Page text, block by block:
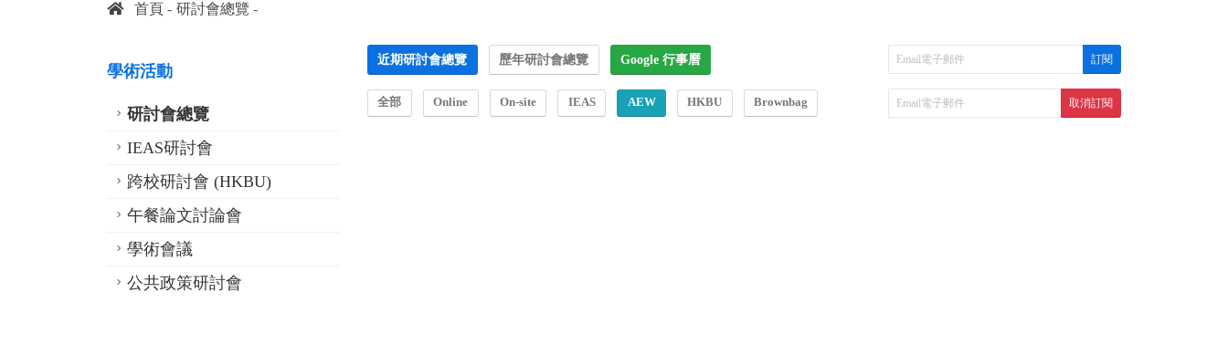
首頁 研討會總覽
學術活動
研討會總覽
IEAS研討會
跨校研討會 (HKBU)
午餐論文討論會
學術會議
公共政策研討會
近期研討會總覽 歷年研討會總覽 Google 行事曆
全部 Online On-site IEAS AEW HKBU Brownbag